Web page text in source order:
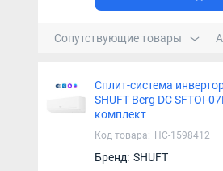
Сопутствующие товары
Сплит-система
SHUFT Berg DC SFTOI-
комплект
Код товара: НС-1598412
Бренд: SHUFT